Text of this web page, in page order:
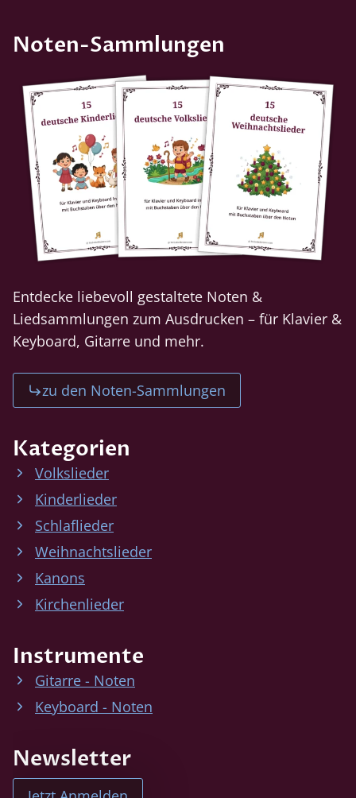
Noten-Sammlungen
Entdecke liebevoll gestaltete Noten &
Liedsammlungen zum Ausdrucken – für Klavier &
Keyboard, Gitarre und mehr.
zu den Noten-Sammlungen
Kategorien
Volkslieder
Kinderlieder
Schlaflieder
Weihnachtslieder
Kanons
Kirchenlieder
Instrumente
Gitarre - Noten
Keyboard - Noten
Newsletter